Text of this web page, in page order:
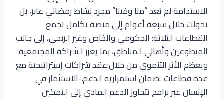
الاستدامة لم تعد “منا وفينا” مجرد نشاط رمضاني عابر، بل
تحولت خلال سبعة أعوام إلى منصة تكامل تجمع
القطاعات الثلاثة: الحكومي والخاص وغير الربحي، إلى جانب
المتطوعين وأهالي المناطق، بما يعزز الشراكة المجتمعية
ويعظم الأثر التنموي من خلال:عقد شراكات إستراتيجية مع
عدة قطاعات لضمان استمرارية الدعم.-الاستثمار في
الإنسان عبر برامج تتجاوز الدعم المادي إلى التمكين